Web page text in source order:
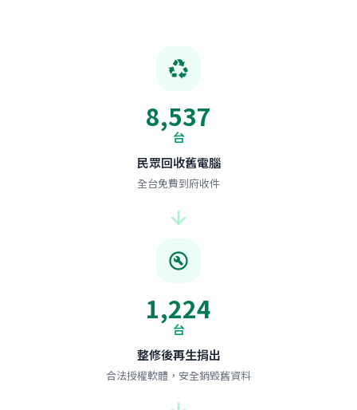
recycling
8,537
台
民眾回收舊電腦
全台免費到府收件
arrow_forward
build_circle
1,224
台
整修後再生捐出
合法授權軟體，安全銷毀舊資料